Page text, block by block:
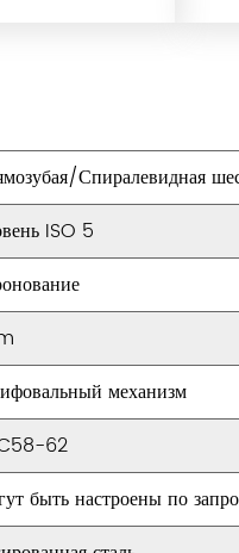
эффективную
металлический
в самых разных
прочего:
промышленность:
трансмиссиях и
первостепенное значение.
В производстве
роль в обеспечении
производственных
Спиралевидная
ISO 5
механизм
62
быть настроены по